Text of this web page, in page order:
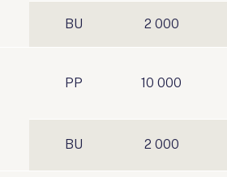
BU 2 000
PP 10 000
BU 2 000